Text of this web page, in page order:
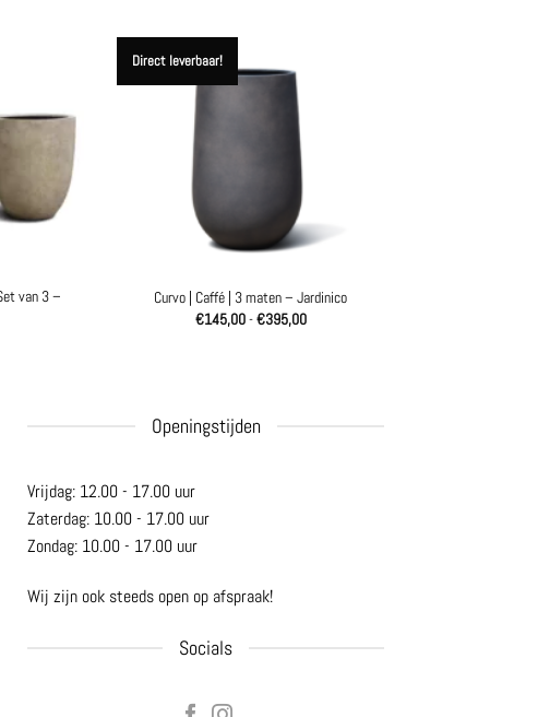
van 3 –
Direct leverbaar!
Curvo | Caffé | 3 maten – Jardinico
€145,00-€395,00Prijsklasse:
Openingstijden
Vrijdag: 12.00 - 17.00 uur
Zaterdag: 10.00 - 17.00 uur
Zondag: 10.00 - 17.00 uur
Wij zijn ook steeds open op afspraak!
Socials